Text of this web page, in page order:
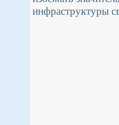
инфраструктуры